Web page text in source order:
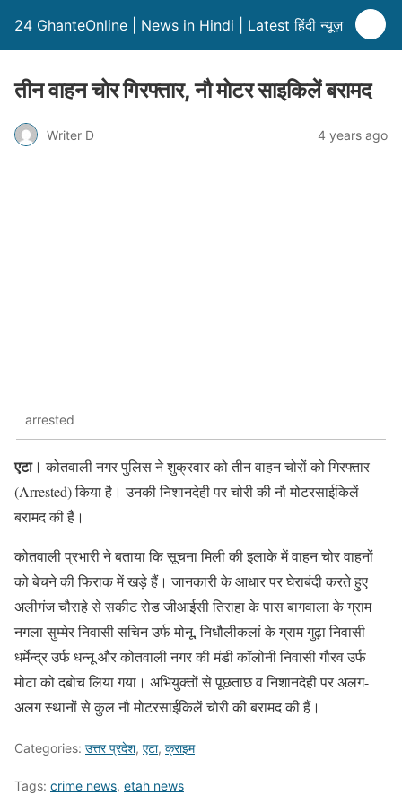
24 GhanteOnline | News in Hindi | Latest हिंदी न्यूज़
तीन वाहन चोर गिरफ्तार, नौ मोटर साइकिलें बरामद
Writer D 4 years ago
arrested
एटा। कोतवाली नगर पुलिस ने शुक्रवार को तीन वाहन चोरों को गिरफ्तार
(Arrested) किया है। उनकी निशानदेही पर चोरी की नौ मोटरसाईकिलें
बरामद की हैं।
कोतवाली प्रभारी ने बताया कि सूचना मिली की इलाके में वाहन चोर वाहनों
को बेचने की फिराक में खड़े हैं। जानकारी के आधार पर घेराबंदी करते हुए
अलीगंज चौराहे से सकीट रोड जीआईसी तिराहा के पास बागवाला के ग्राम
नगला सुम्मेर निवासी सचिन उर्फ मोनू, निधौलीकलां के ग्राम गुढ़ा निवासी
धर्मेन्द्र उर्फ धन्नू और कोतवाली नगर की मंडी काॅलोनी निवासी गौरव उर्फ
मोटा को दबोच लिया गया। अभियुक्तों से पूछताछ व निशानदेही पर अलग-
अलग स्थानों से कुल नौ मोटरसाईकिलें चोरी की बरामद की हैं।
Categories: उत्तर प्रदेश, एटा, क्राइम
Tags: crime news, etah news